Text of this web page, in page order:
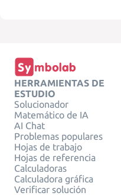
HERRAMIENTAS DE
ESTUDIO
Solucionador
Matemático de IA
AI Chat
Problemas populares
Hojas de trabajo
Hojas de referencia
Calculadoras
Calculadora gráfica
Verificar solución